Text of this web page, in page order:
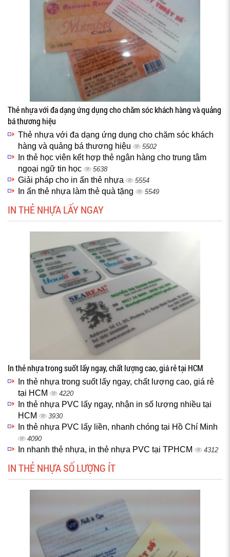
Thẻ nhựa với đa dạng ứng dụng cho chăm sóc khách hàng và quảng
bá thương hiệu
Thẻ nhựa với đa dạng ứng dụng cho chăm sóc khách
hàng và quảng bá thương hiệu
5502
In thẻ học viên kết hợp thẻ ngân hàng cho trung tâm
ngoại ngữ tin học
5638
Giải pháp cho in ấn thẻ nhựa 5554
In ấn thẻ nhựa làm thẻ quà tặng 5549
IN THẺ NHỰA LẤY NGAY
In thẻ nhựa trong suốt lấy ngay, chất lượng cao, giá rẻ tại HCM
In thẻ nhựa trong suốt lấy ngay, chất lượng cao, giá rẻ
tại HCM
4220
In thẻ nhựa PVC lấy ngay, nhận in số lượng nhiều tại
HCM
3930
In thẻ nhựa PVC lấy liền, nhanh chóng tại Hồ Chí Minh
4090
In nhanh thẻ nhựa, in thẻ nhựa PVC tại TPHCM 4312
IN THẺ NHỰA SỐ LƯỢNG ÍT